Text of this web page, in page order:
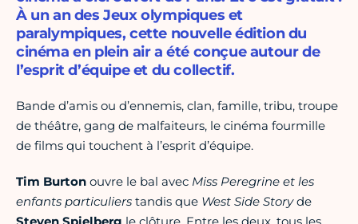
À un an des Jeux olympiques et
paralympiques, cette nouvelle édition du
cinéma en plein air a été conçue autour de
l’esprit d’équipe et du collectif.
Bande d’amis ou d’ennemis, clan, famille, tribu, troupe
de théâtre, gang de malfaiteurs, le cinéma fourmille
de films qui touchent à l’esprit d’équipe.
Tim Burton ouvre le bal avec Miss Peregrine et les
enfants particuliers tandis que West Side Storyde